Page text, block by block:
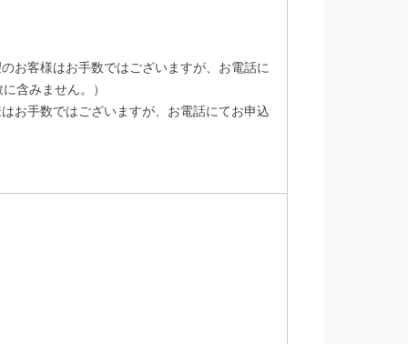
お客様はお手数ではございますが、お電話に
含みません。）
お手数ではございますが、お電話にてお申込